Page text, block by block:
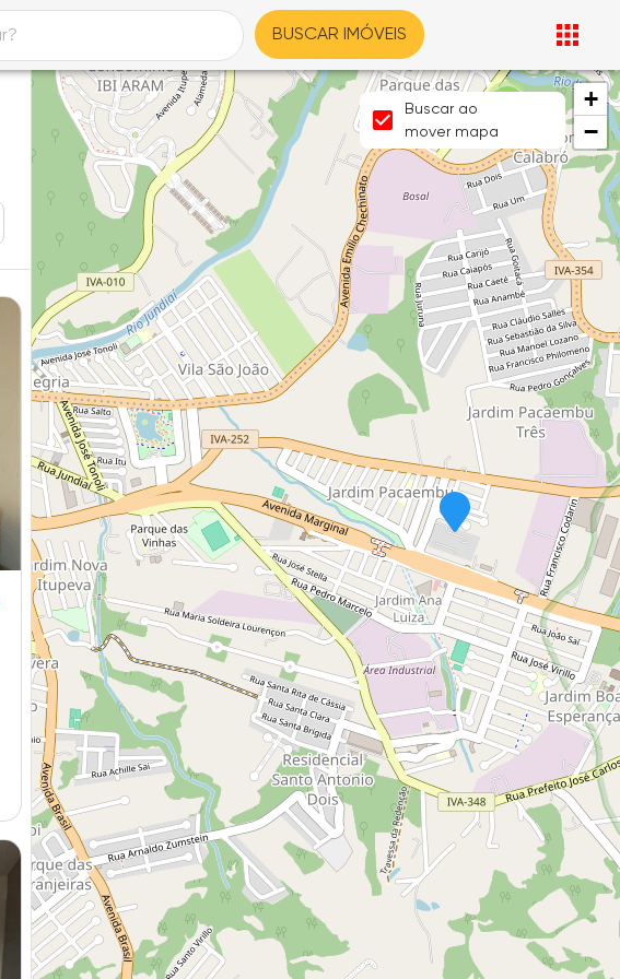
BUSCAR IMÓVEIS
+
−
Buscar ao
mover mapa